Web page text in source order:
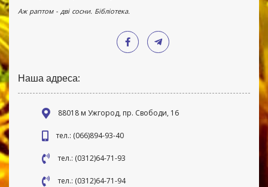
Аж раптом - дві сосни. Бібліотека.
Наша адреса:
88018 м Ужгород, пр. Свободи, 16
тел.: (066)894-93-40
тел.: (0312)64-71-93
тел.: (0312)64-71-94